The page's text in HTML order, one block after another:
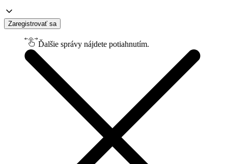
Zaregistrovať sa
Ďalšie správy nájdete potiahnutím.